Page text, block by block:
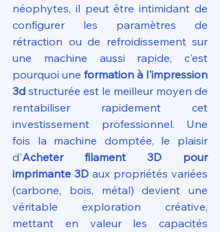
néophytes, il peut être intimidant de
configurer les paramètres de
rétraction ou de refroidissement sur
une machine aussi rapide, c'est
pourquoi une formation à l'impression
3d structurée est le meilleur moyen de
rentabiliser rapidement cet
investissement professionnel. Une
fois la machine domptée, le plaisir
d'Acheter filament 3D pour
imprimante 3D aux propriétés variées
(carbone, bois, métal) devient une
véritable exploration créative,
mettant en valeur les capacités